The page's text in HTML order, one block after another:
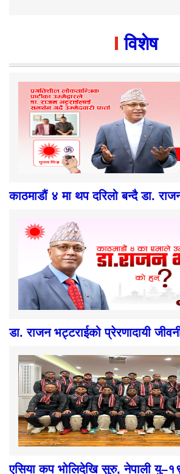
विशेष
काठमाडौं ४ मा थप दरिलो बन्दै डा.
डा. राजन भट्टराईको प्रेरणादायी
एसिया कप भोलिदेखि सुरु, नेपाली